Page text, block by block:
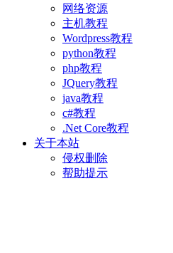
网络资源
主机教程
Wordpress教程
python教程
php教程
JQuery教程
java教程
c#教程
.Net Core教程
关于本站
侵权删除
帮助提示